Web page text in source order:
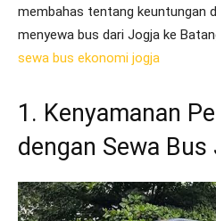
membahas tentang keuntungan
menyewa bus dari Jogja ke
sewa bus ekonomi jogja
1. Kenyamanan
dengan Sewa